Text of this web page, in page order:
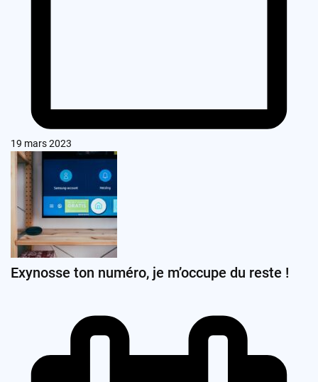
19 mars 2023
Exynosse ton numéro, je m’occupe du reste !